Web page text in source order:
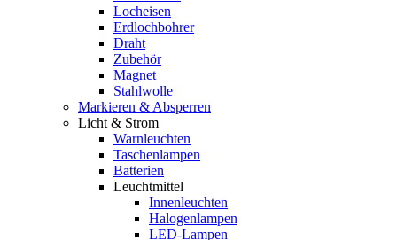
Locheisen
Erdlochbohrer
Draht
Zubehör
Magnet
Stahlwolle
Markieren & Absperren
Licht & Strom
Warnleuchten
Taschenlampen
Batterien
Leuchtmittel
Innenleuchten
Halogenlampen
LED-Lampen